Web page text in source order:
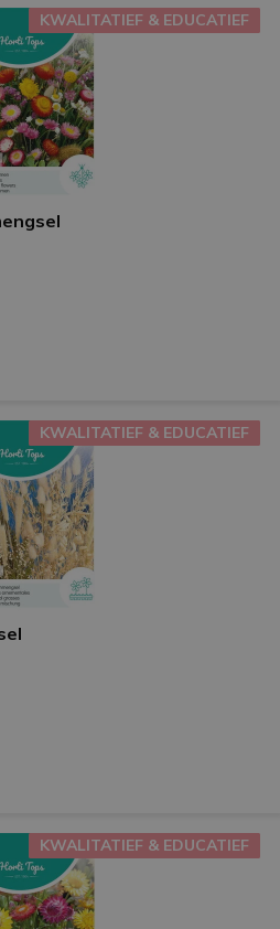
KWALITATIEF & EDUCATIEF
KWALITATIEF & EDUCATIEF
KWALITATIEF & EDUCATIEF
KWALITATIEF & EDUCATIEF
KWALITATIEF & EDUCATIEF
KWALITATIEF & EDUCATIEF